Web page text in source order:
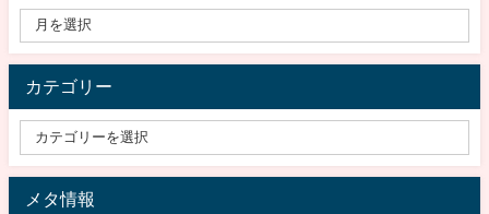
カテゴリー
メタ情報